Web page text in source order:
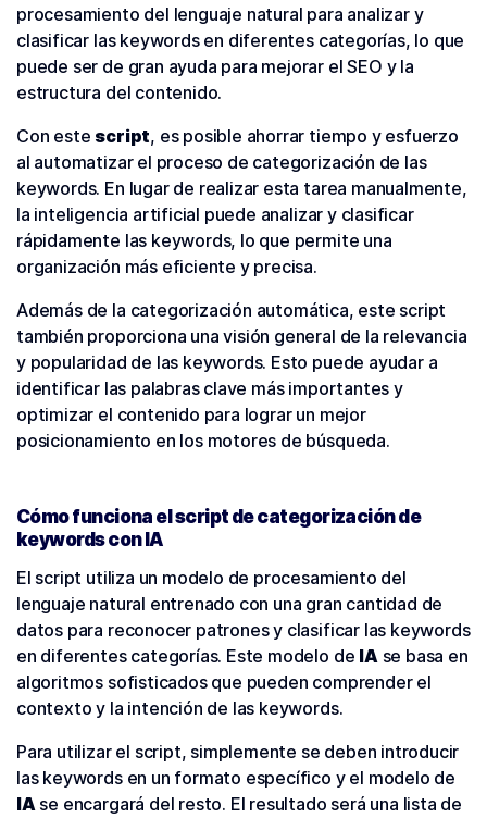
procesamiento del lenguaje natural para analizar y
clasificar las keywords en diferentes categorías, lo que
puede ser de gran ayuda para mejorar el SEO y la
estructura del contenido.
Con este script, es posible ahorrar tiempo y esfuerzo
al automatizar el proceso de categorización de las
keywords. En lugar de realizar esta tarea manualmente,
la inteligencia artificial puede analizar y clasificar
rápidamente las keywords, lo que permite una
organización más eficiente y precisa.
Además de la categorización automática, este script
también proporciona una visión general de la relevancia
y popularidad de las keywords. Esto puede ayudar a
identificar las palabras clave más importantes y
optimizar el contenido para lograr un mejor
posicionamiento en los motores de búsqueda.
Cómo funciona el script de categorización de
keywords con IA
El script utiliza un modelo de procesamiento del
lenguaje natural entrenado con una gran cantidad de
datos para reconocer patrones y clasificar las keywords
en diferentes categorías. Este modelo de IAse basa en
algoritmos sofisticados que pueden comprender el
contexto y la intención de las keywords.
Para utilizar el script, simplemente se deben introducir
las keywords en un formato específico y el modelo de
IAse encargará del resto. El resultado será una lista de